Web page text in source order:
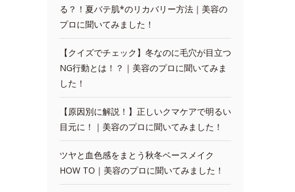
る？！夏バテ肌*のリカバリー方法｜美容の
プロに聞いてみました！
【クイズでチェック】冬なのに毛穴が目立つ
NG行動とは！？｜美容のプロに聞いてみま
した！
【原因別に解説！】正しいクマケアで明るい
目元に！｜美容のプロに聞いてみました！
ツヤと血色感をまとう秋冬ベースメイク
HOW TO｜美容のプロに聞いてみました！